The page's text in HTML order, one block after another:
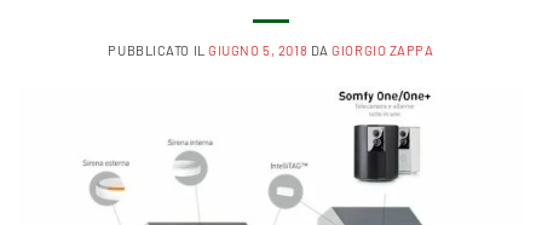
PUBBLICATO ILGIUGNO 5, 2018 DAGIORGIO ZAPPA